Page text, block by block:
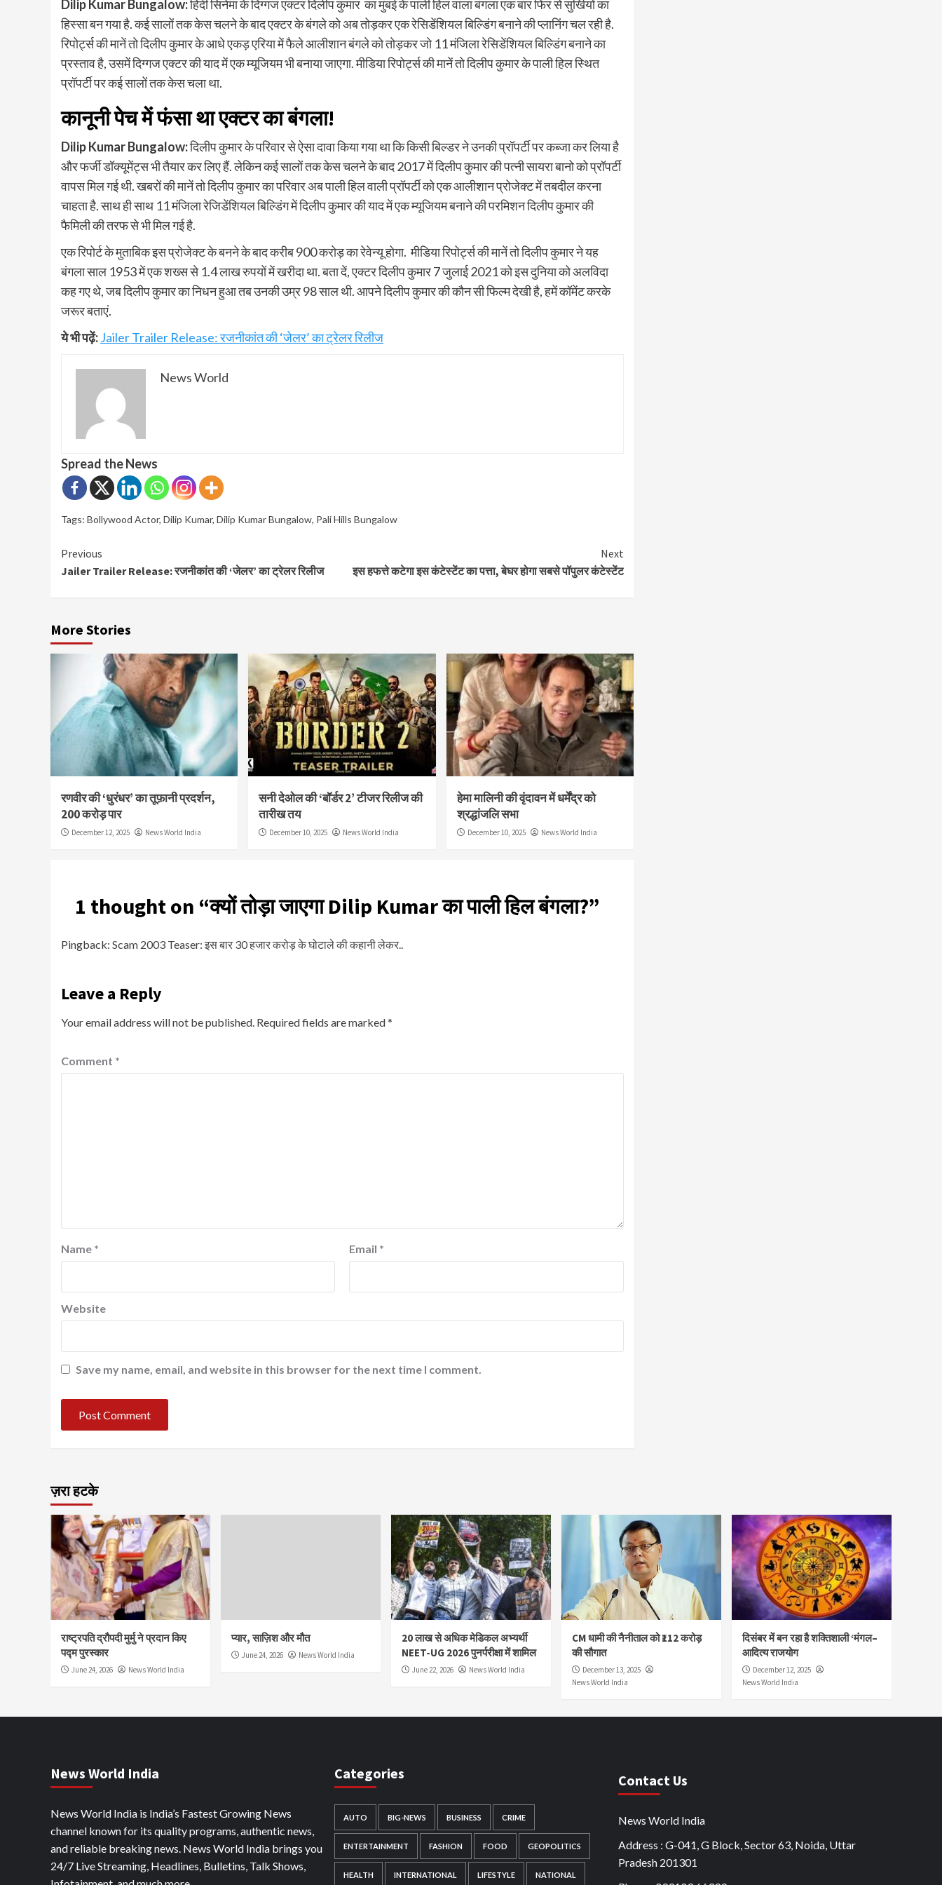
Dilip Kumar Bungalow:हिंदी सिनेमा के दिग्गज एक्टर दिलीप कुमार का मुंबई के पाली हिल वाला बंगला एक बार फिर से सुर्खियों का
हिस्सा बन गया है. कई सालों तक केस चलने के बाद एक्टर के बंगले को अब तोड़कर एक रेसिडेंशियल बिल्डिंग बनाने की प्लानिंग चल रही है.
रिपोर्ट्स की मानें तो दिलीप कुमार के आधे एकड़ एरिया में फैले आलीशान बंगले को तोड़कर जो 11 मंजिला रेसिडेंशियल बिल्डिंग बनाने का
प्रस्ताव है, उसमें दिग्गज एक्टर की याद में एक म्यूजियम भी बनाया जाएगा. मीडिया रिपोर्ट्स की मानें तो दिलीप कुमार के पाली हिल स्थित
प्रॉपर्टी पर कई सालों तक केस चला था.
कानूनी पेच में फंसा था एक्टर का बंगला!
Dilip Kumar Bungalow:दिलीप कुमार के परिवार से ऐसा दावा किया गया था कि किसी बिल्डर ने उनकी प्रॉपर्टी पर कब्जा कर लिया है
और फर्जी डॉक्यूमेंट्स भी तैयार कर लिए हैं. लेकिन कई सालों तक केस चलने के बाद 2017 में दिलीप कुमार की पत्नी सायरा बानो को प्रॉपर्टी
वापस मिल गई थी. खबरों की मानें तो दिलीप कुमार का परिवार अब पाली हिल वाली प्रॉपर्टी को एक आलीशान प्रोजेक्ट में तबदील करना
चाहता है. साथ ही साथ 11 मंजिला रेजिडेंशियल बिल्डिंग में दिलीप कुमार की याद में एक म्यूजियम बनाने की परमिशन दिलीप कुमार की
फैमिली की तरफ से भी मिल गई है.
एक रिपोर्ट के मुताबिक इस प्रोजेक्ट के बनने के बाद करीब 900 करोड़ का रेवेन्यू होगा. मीडिया रिपोर्ट्स की मानें तो दिलीप कुमार ने यह
बंगला साल 1953 में एक शख्स से 1.4 लाख रुपयों में खरीदा था. बता दें, एक्टर दिलीप कुमार 7 जुलाई 2021 को इस दुनिया को अलविदा
कह गए थे, जब दिलीप कुमार का निधन हुआ तब उनकी उम्र 98 साल थी. आपने दिलीप कुमार की कौन सी फिल्म देखी है, हमें कॉमेंट करके
जरूर बताएं.
ये भी पढ़ें:Jailer Trailer Release: रजनीकांत की ‘जेलर’ का ट्रेलर रिलीज
News World
Spread the News
Tags: Bollywood Actor, Dilip Kumar, Dilip Kumar Bungalow, Pali Hills Bungalow
Continue
Reading
Previous
Jailer Trailer Release: रजनीकांत की ‘जेलर’ का ट्रेलर रिलीज
Next
इस हफत्ते कटेगा इस कंटेस्टेंट का पत्ता, बेघर होगा सबसे पॉपुलर कंटेस्टेंट
More Stories
रणवीर की ‘धुरंधर’ का तूफ़ानी प्रदर्शन,
200 करोड़ पार
December 12, 2025 News World India
सनी देओल की ‘बॉर्डर 2’ टीजर रिलीज की
तारीख तय
December 10, 2025 News World India
हेमा मालिनी की वृंदावन में धर्मेंद्र को
श्रद्धांजलि सभा
December 10, 2025 News World India
1 thought on “क्यों तोड़ा जाएगा Dilip Kumar का पाली हिल बंगला?”
Pingback: Scam 2003 Teaser: इस बार 30 हजार करोड़ के घोटाले की कहानी लेकर..
Leave a Reply
Your email address will not be published. Required fields are marked*
Comment *
Name * Email *
Website
Save my name, email, and website in this browser for the next time I comment.
ज़रा हटके
राष्ट्रपति द्रौपदी मुर्मु ने प्रदान किए
पद्म पुरस्कार
June 24, 2026 News World India
प्यार, साज़िश और मौत
June 24, 2026 News World India
20 लाख से अधिक मेडिकल अभ्यर्थी
NEET-UG 2026 पुनर्परीक्षा में शामिल
June 22, 2026 News World India
CM धामी की नैनीताल को ₹112 करोड़
की सौगात
December 13, 2025
News World India
दिसंबर में बन रहा है शक्तिशाली ‘मंगल–
आदित्य राजयोग
December 12, 2025
News World India
News World India
News World India is India’s Fastest Growing News
channel known for its quality programs, authentic news,
and reliable breaking news. News World India brings you
24/7 Live Streaming, Headlines, Bulletins, Talk Shows,
Categories
AUTO BIG-NEWS BUSINESS CRIME
ENTERTAINMENT FASHION FOOD GEOPOLITICS
HEALTH INTERNATIONAL LIFESTYLE NATIONAL
Contact Us
News World India
Address : G-041, G Block, Sector 63, Noida, Uttar
Pradesh 201301